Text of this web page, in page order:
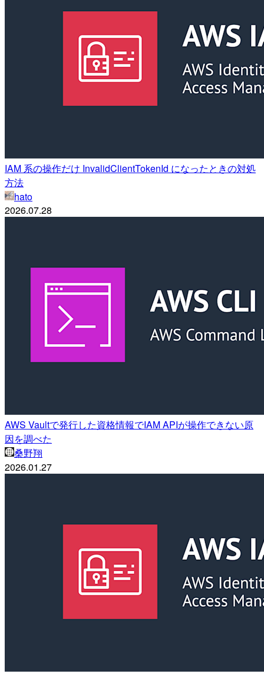
IAM 系の操作だけ InvalidClientTokenId になったときの対処
方法
hato
2026.07.28
AWS Vaultで発行した資格情報でIAM APIが操作できない原
因を調べた
桑野翔
2026.01.27